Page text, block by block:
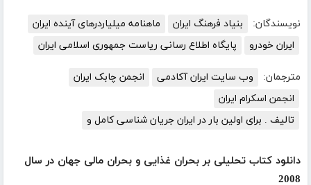
نویسندگان: بنیاد فرهنگ ایران
ماهنامه میلیاردرهای آینده ایران
ایران خودرو
پایگاه اطلاع رسانی ریاست جمهوری اسلامی ایران
مترجمان: وب سایت ایران آکادمی
انجمن چابک ایران
انجمن اسکرام ایران
تالیف . برای اولین بار در ایران جریان شناسی کامل و
دانلود کتاب تحلیلی بر بحران غذایی و بحران مالی جهان در سال
2008